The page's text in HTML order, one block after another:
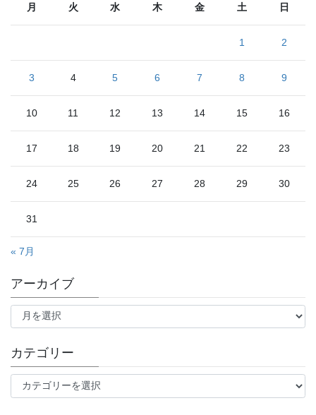
月 火 水 木 金 土 日
1 2
3 4 5 6 7 8 9
10 11 12 13 14 15 16
17 18 19 20 21 22 23
24 25 26 27 28 29 30
31
« 7月
アーカイブ
ア
イ
カテゴリー
テ